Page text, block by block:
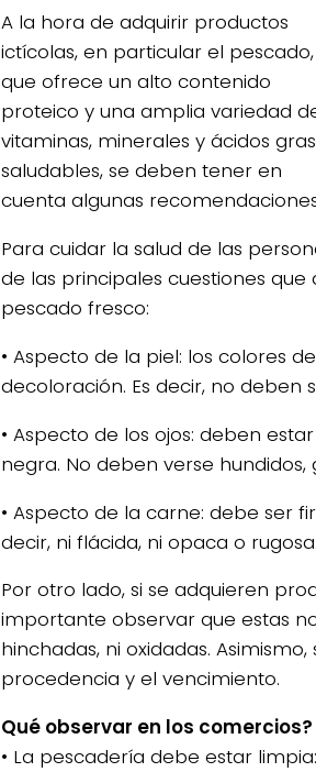
A la hora de adquirir productos
ictícolas, en particular el pescado,
que ofrece un alto contenido
proteico y una amplia variedad
vitaminas, minerales y ácidos
saludables, se deben tener en
cuenta algunas
Para cuidar la salud de las
de las principales cuestiones
pescado fresco:
• Aspecto de la piel: los colores
decoloración. Es decir, no deben
• Aspecto de los ojos: deben
negra. No deben verse hundidos,
• Aspecto de la carne: debe ser
decir, ni flácida, ni opaca o rugosa.
Por otro lado, si se adquieren
importante observar que estas
hinchadas, ni oxidadas.
procedencia y el vencimiento.
Qué observar en los comercios?
• La pescadería debe estar